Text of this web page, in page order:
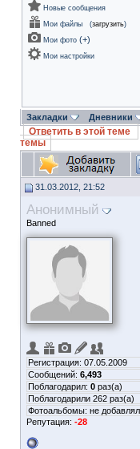
Новые сообщения
Мои файлы
(загрузить)
Мои фото (+)
Мои настройки
Закладки Дневники
Ответить в этой теме
темы
31.03.2012, 21:52
Анонимный
Banned
Регистрация: 07.05.2009
Сообщений: 6,493
Поблагодарил: 0 раз(а)
Поблагодарили 262 раз(а)
Фотоальбомы: не добавлял
Репутация: -28